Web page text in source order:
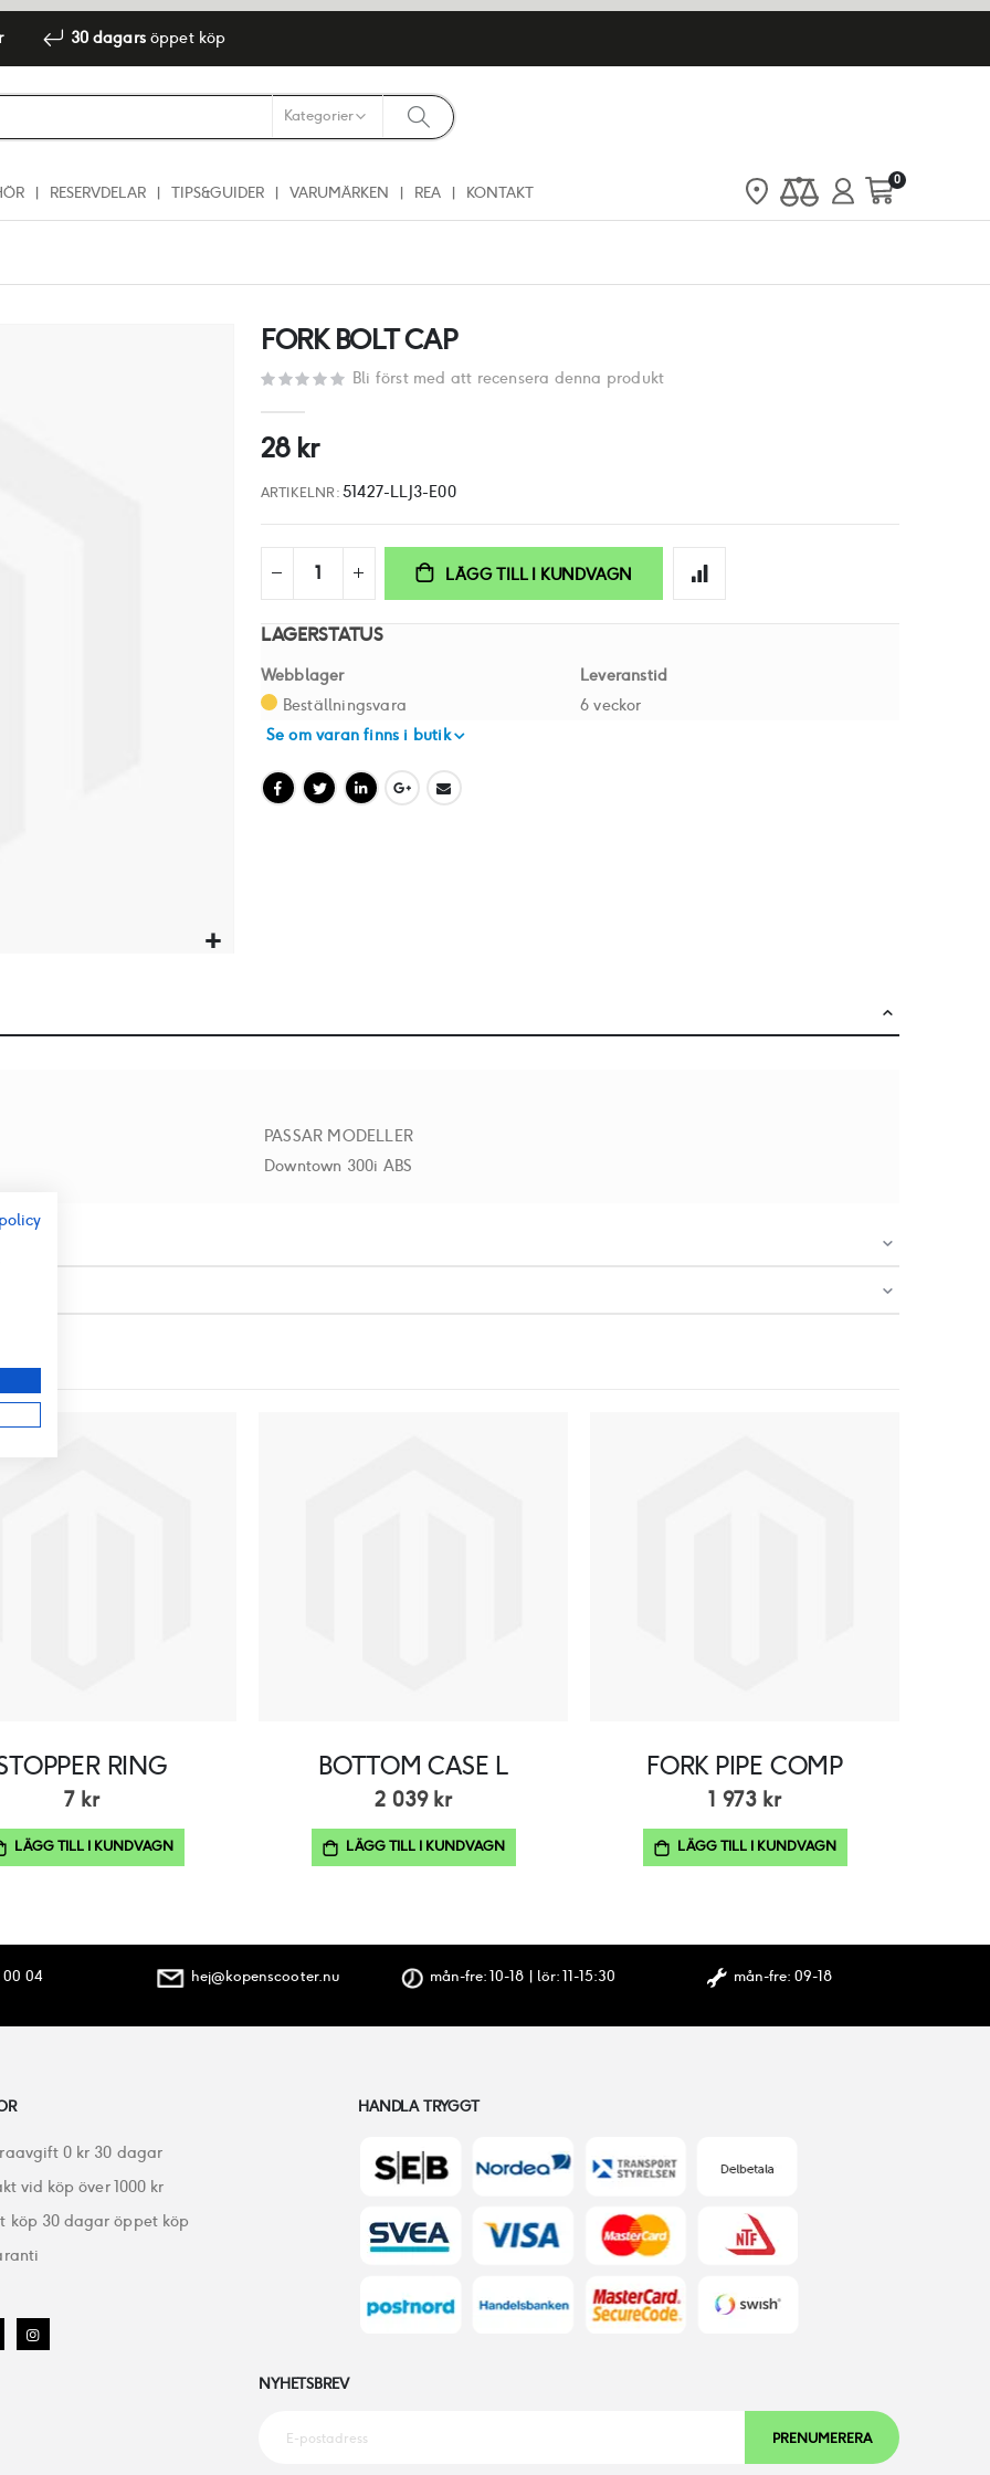
30 dagarsöppet köp
Cart
0artiklar
RESERVDELAR TIPS&GUIDER VARUMÄRKEN REA KONTAKT
FORK BOLT CAP
Bli först med att recensera denna produkt
28 kr
ARTIKELNR 51427-LLJ3-E00
LÄGG TILL I KUNDVAGN
LAGERSTATUS
Webblager
Leveranstid
Beställningsvara
6 veckor
Se om varan finns i butik
PASSAR MODELLER
Downtown 300i ABS
RING
7 kr
LÄGG TILL I KUNDVAGN
BOTTOM CASE L
2 039 kr
LÄGG TILL I KUNDVAGN
FORK PIPE COMP
1 973 kr
LÄGG TILL I KUNDVAGN
00 04 hej@kopenscooter.nu mån-fre: 10-18 | lör: 11-15:30 mån-fre: 09-18
0 kr 30 dagar
vid köp över 1000 kr
köp 30 dagar öppet köp
HANDLA TRYGGT
NYHETSBREV
PRENUMERERA